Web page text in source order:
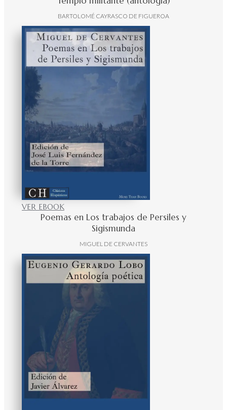
BARTOLOMÉ CAYRASCO DE FIGUEROA
VER EBOOK
Poemas en Los trabajos de Persiles y
Sigismunda
MIGUEL DE CERVANTES